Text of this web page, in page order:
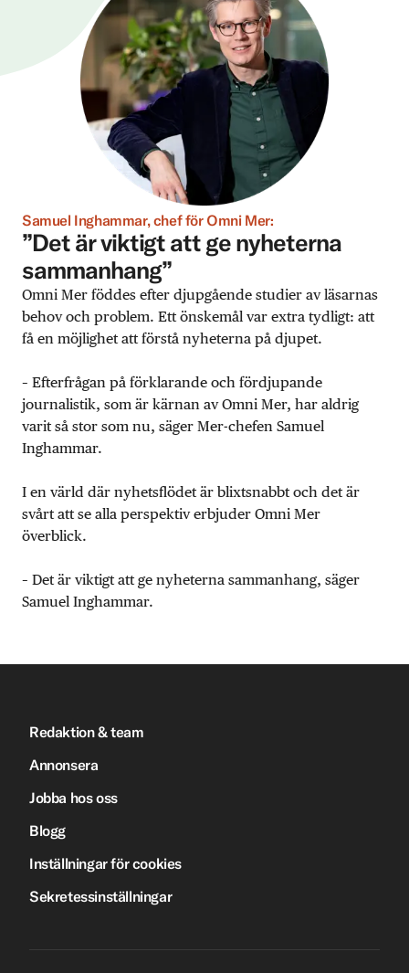
Samuel Inghammar, chef för Omni Mer:
”Det är viktigt att ge nyheterna
sammanhang”
Omni Mer föddes efter djupgående studier av läsarnas
behov och problem. Ett önskemål var extra tydligt: att
få en möjlighet att förstå nyheterna på djupet.
– Efterfrågan på förklarande och fördjupande
journalistik, som är kärnan av Omni Mer, har aldrig
varit så stor som nu, säger Mer-chefen Samuel
Inghammar.
I en värld där nyhetsflödet är blixtsnabbt och det är
svårt att se alla perspektiv erbjuder Omni Mer
överblick.
– Det är viktigt att ge nyheterna sammanhang, säger
Samuel Inghammar.
Redaktion & team
Annonsera
Jobba hos oss
Blogg
Inställningar för cookies
Sekretessinställningar